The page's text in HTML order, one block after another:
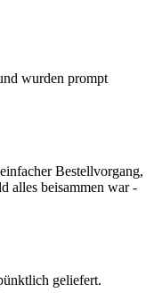
wurden prompt
Bestellvorgang,
alles beisammen war -
geliefert.